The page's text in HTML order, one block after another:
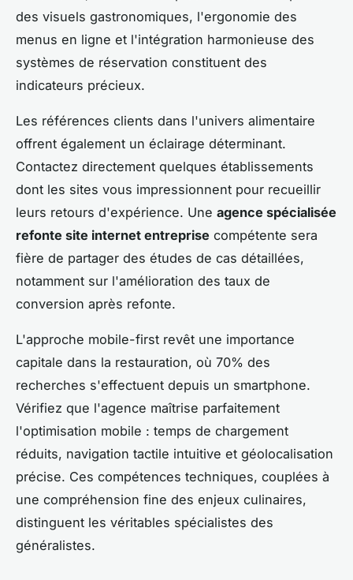
des visuels gastronomiques, l'ergonomie des
menus en ligne et l'intégration harmonieuse des
systèmes de réservation constituent des
indicateurs précieux.
Les références clients dans l'univers alimentaire
offrent également un éclairage déterminant.
Contactez directement quelques établissements
dont les sites vous impressionnent pour recueillir
leurs retours d'expérience. Une agence spécialisée
refonte site internet entreprise compétente sera
fière de partager des études de cas détaillées,
notamment sur l'amélioration des taux de
conversion après refonte.
L'approche mobile-first revêt une importance
capitale dans la restauration, où 70% des
recherches s'effectuent depuis un smartphone.
Vérifiez que l'agence maîtrise parfaitement
l'optimisation mobile : temps de chargement
réduits, navigation tactile intuitive et géolocalisation
précise. Ces compétences techniques, couplées à
une compréhension fine des enjeux culinaires,
distinguent les véritables spécialistes des
généralistes.